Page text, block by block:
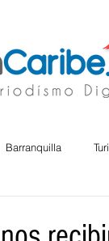
Barranquilla